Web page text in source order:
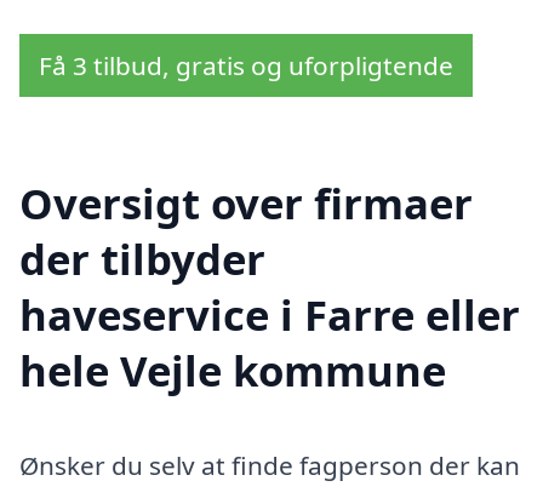
Få 3 tilbud, gratis og uforpligtende
Oversigt over firmaer
der tilbyder
haveservice i Farre eller
hele Vejle kommune
Ønsker du selv at finde fagperson der kan